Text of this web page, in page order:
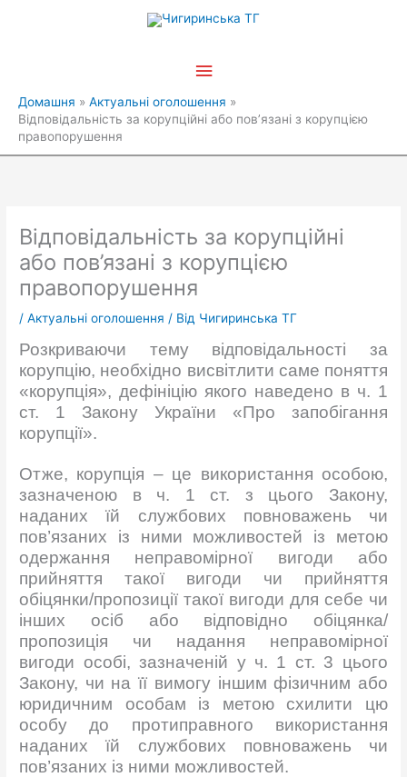
Головне
Домашня
Актуальні оголошення
Відповідальність за корупційні або пов’язані з корупцією
правопорушення
Відповідальність за корупційні
або пов’язані з корупцією
правопорушення
/Актуальні оголошення / Від Чигиринська ТГ
Розкриваючи тему відповідальності за
корупцію, необхідно висвітлити саме поняття
«корупція», дефініцію якого наведено в ч. 1
ст. 1 Закону України «Про запобігання
корупції».
Отже, корупція – це використання особою,
зазначеною в ч. 1 ст. з цього Закону,
наданих їй службових повноважень чи
пов’язаних із ними можливостей із метою
одержання неправомірної вигоди або
прийняття такої вигоди чи прийняття
обіцянки/пропозиції такої вигоди для себе чи
інших осіб або відповідно обіцянка/
пропозиція чи надання неправомірної
вигоди особі, зазначеній у ч. 1 ст. 3 цього
Закону, чи на її вимогу іншим фізичним або
юридичним особам із метою схилити цю
особу до протиправного використання
наданих їй службових повноважень чи
пов’язаних із ними можливостей.